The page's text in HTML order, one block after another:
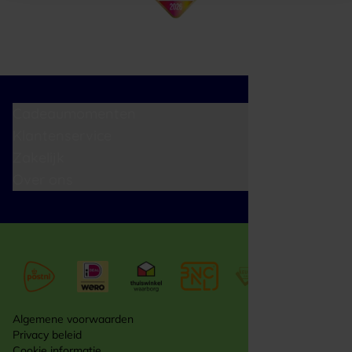
Algemene voorwaarden
Privacy beleid